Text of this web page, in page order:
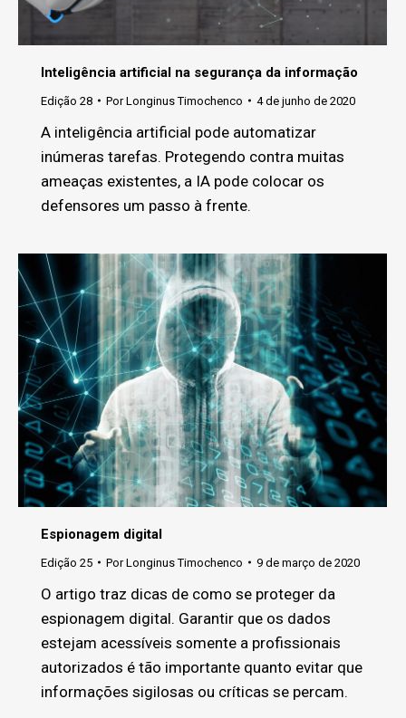
Inteligência artificial na segurança da informação
Edição 28 PorLonginus Timochenco 4 de junho de 2020
A inteligência artificial pode automatizar
inúmeras tarefas. Protegendo contra muitas
ameaças existentes, a IA pode colocar os
defensores um passo à frente.
Espionagem digital
Edição 25 PorLonginus Timochenco 9 de março de 2020
O artigo traz dicas de como se proteger da
espionagem digital. Garantir que os dados
estejam acessíveis somente a profissionais
autorizados é tão importante quanto evitar que
informações sigilosas ou críticas se percam.